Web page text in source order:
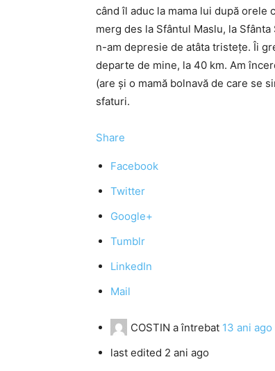
când îl aduc la mama lui după orele
merg des la Sfântul Maslu, la
n-am depresie de atâta tristețe. Îi
departe de mine, la 40 km. Am
(are și o mamă bolnavă de care se
sfaturi.
Share
Facebook
Twitter
Google+
Tumblr
LinkedIn
Mail
COSTIN a întrebat 13 ani ago
last edited 2 ani ago